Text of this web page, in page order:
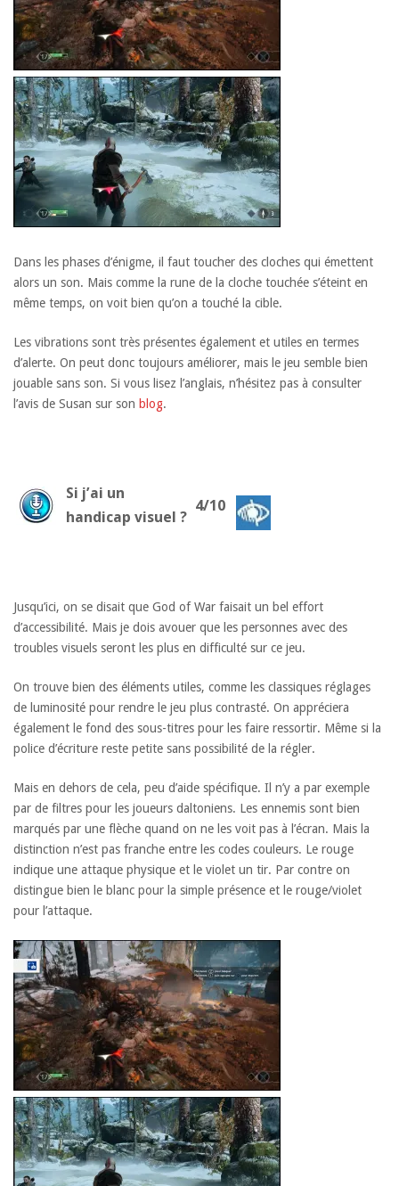
Dans les phases d’énigme, il faut toucher des cloches qui émettent
alors un son. Mais comme la rune de la cloche touchée s’éteint en
même temps, on voit bien qu’on a touché la cible.
Les vibrations sont très présentes également et utiles en termes
d’alerte. On peut donc toujours améliorer, mais le jeu semble bien
jouable sans son. Si vous lisez l’anglais, n’hésitez pas à consulter
l’avis de Susan sur son blog.
Si j’ai un
handicap visuel ?
4/10
Jusqu’ici, on se disait que God of War faisait un bel effort
d’accessibilité. Mais je dois avouer que les personnes avec des
troubles visuels seront les plus en difficulté sur ce jeu.
On trouve bien des éléments utiles, comme les classiques réglages
de luminosité pour rendre le jeu plus contrasté. On appréciera
également le fond des sous-titres pour les faire ressortir. Même si la
police d’écriture reste petite sans possibilité de la régler.
Mais en dehors de cela, peu d’aide spécifique. Il n’y a par exemple
par de filtres pour les joueurs daltoniens. Les ennemis sont bien
marqués par une flèche quand on ne les voit pas à l’écran. Mais la
distinction n’est pas franche entre les codes couleurs. Le rouge
indique une attaque physique et le violet un tir. Par contre on
distingue bien le blanc pour la simple présence et le rouge/violet
pour l’attaque.